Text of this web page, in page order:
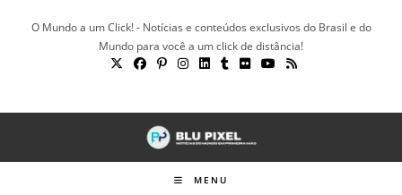
O Mundo a um Click! - Notícias e conteúdos exclusivos do Brasil e do
Mundo para você a um click de distância!
MENU